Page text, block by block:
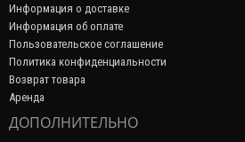
Информация о доставке
Информация об оплате
Пользовательское соглашение
Политика конфиденциальности
Возврат товара
Аренда
ДОПОЛНИТЕЛЬНО